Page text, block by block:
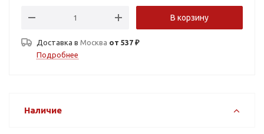
В корзину
Доставка в Москва от 537 ₽
Подробнее
Наличие